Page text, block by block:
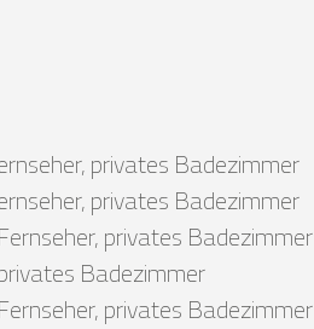
privates Badezimmer
privates Badezimmer
privates Badezimmer
Badezimmer
privates Badezimmer